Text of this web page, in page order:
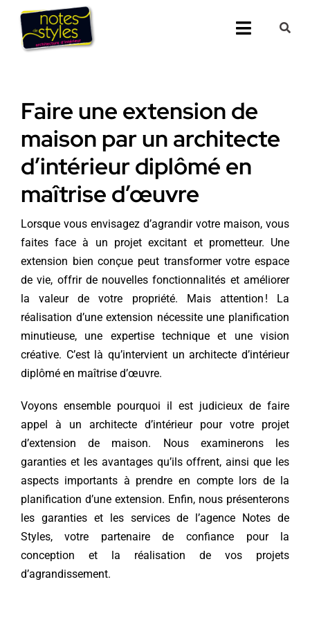
Passer
contenu
Toggle
Nos 25
Prestations
Notes de
Presse
Demander un
Faire une extension de
maison par un architecte
d’intérieur diplômé en
maîtrise d’œuvre
Lorsque vous envisagez d’agrandir votre maison, vous
faites face à un projet excitant et prometteur. Une
extension bien conçue peut transformer votre espace
de vie, offrir de nouvelles fonctionnalités et améliorer
la valeur de votre propriété. Mais attention ! La
réalisation d’une extension nécessite une planification
minutieuse, une expertise technique et une vision
créative. C’est là qu’intervient un architecte d’intérieur
diplômé en maîtrise d’œuvre.
Voyons ensemble pourquoi il est judicieux de faire
appel à un architecte d’intérieur pour votre projet
d’extension de maison. Nous examinerons les
garanties et les avantages qu’ils offrent, ainsi que les
aspects importants à prendre en compte lors de la
planification d’une extension. Enfin, nous présenterons
les garanties et les services de l’agence Notes de
Styles, votre partenaire de confiance pour la
conception et la réalisation de vos projets
d’agrandissement.